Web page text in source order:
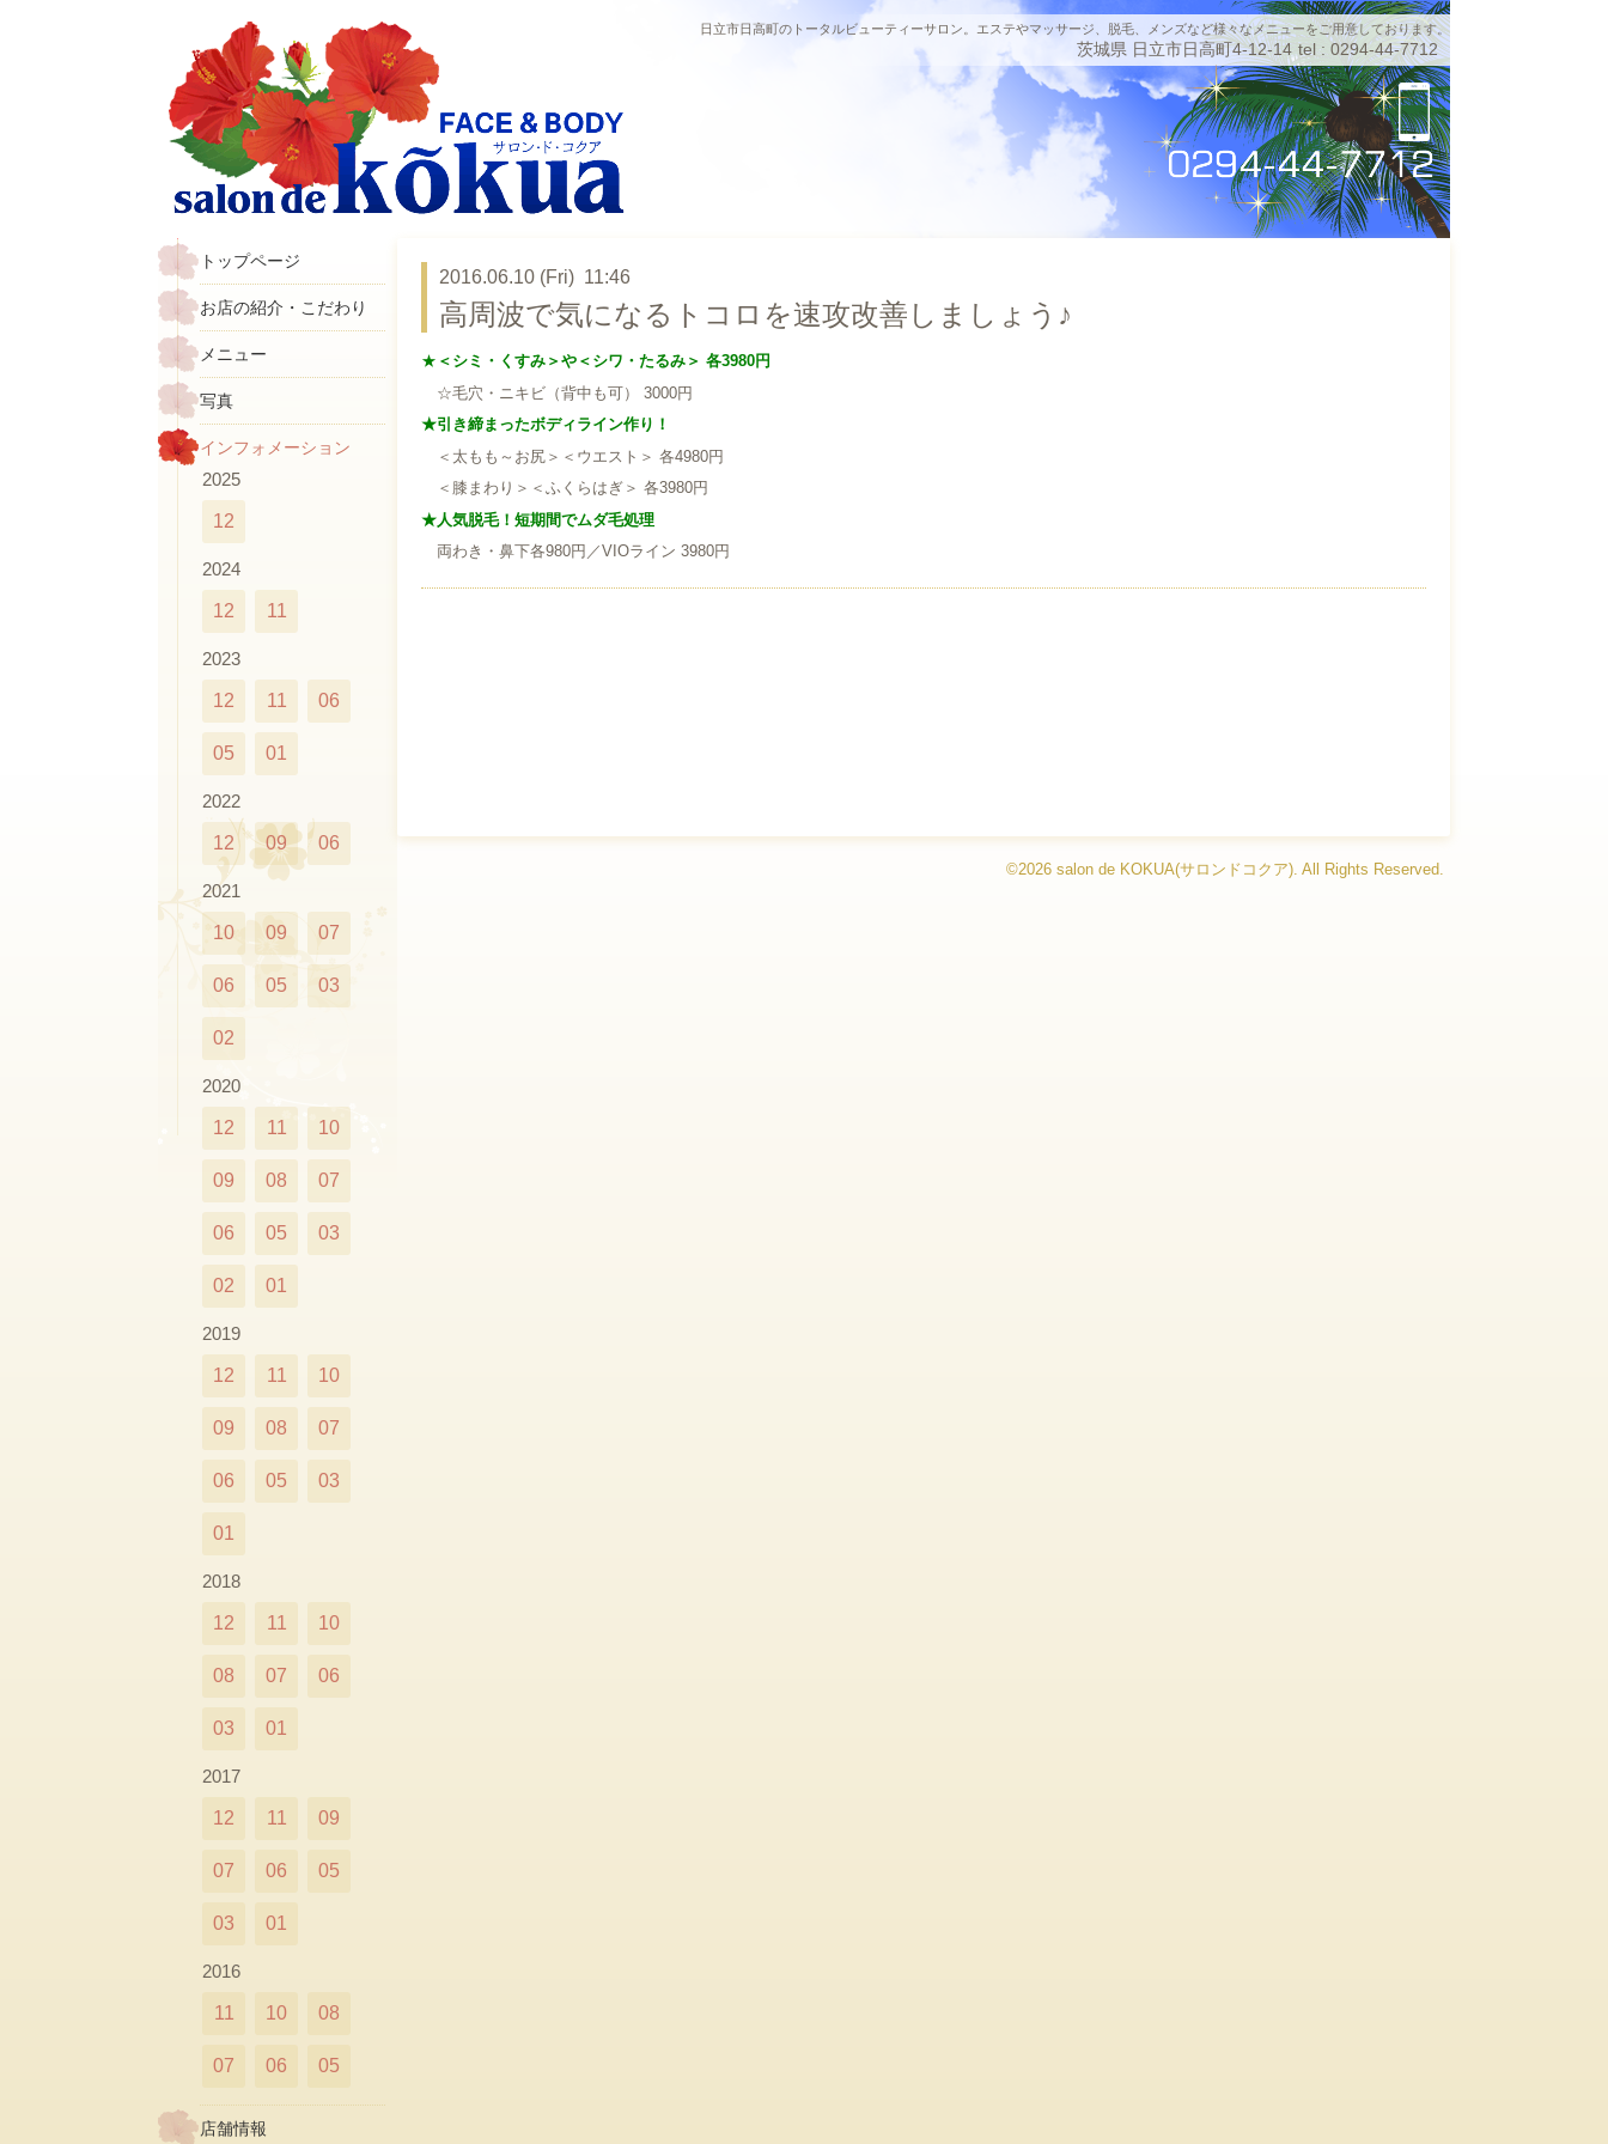
日立市日高町のトータルビューティーサロン。エステやマッサージ、脱毛、メンズなど様々なメニューをご用意しております。
茨城県 日立市日高町4-12-14 tel : 0294-44-7712
2016.06.10 (Fri) 11:46
高周波で気になるトコロを速攻改善しましょう♪
★ ＜シミ・くすみ＞や＜シワ・たるみ＞ 各3980円
☆毛穴・ニキビ（背中も可） 3000円
★引き締まったボディライン作り！
＜太もも～お尻＞＜ウエスト＞ 各4980円
＜膝まわり＞＜ふくらはぎ＞ 各3980円
★人気脱毛！短期間でムダ毛処理
両わき・鼻下各980円／VIOライン 3980円
©2026 salon de KOKUA(サロンドコクア). All Rights Reserved.
トップページ
お店の紹介・こだわり
メニュー
写真
インフォメーション
2025
12
2024
12 11
2023
12 11 06
05 01
2022
12 09 06
2021
10 09 07
06 05 03
02
2020
12 11 10
09 08 07
06 05 03
02 01
2019
12 11 10
09 08 07
06 05 03
01
2018
12 11 10
08 07 06
03 01
2017
12 11 09
07 06 05
03 01
2016
11 10 08
07 06 05
店舗情報